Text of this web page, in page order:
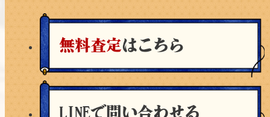
無料査定はこちら
LINEで問い合わせる